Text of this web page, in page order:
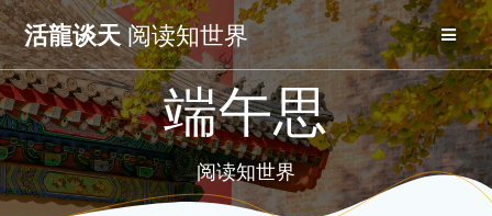
Skip
to
content
活龍谈天阅读知世界
端午思
阅读知世界